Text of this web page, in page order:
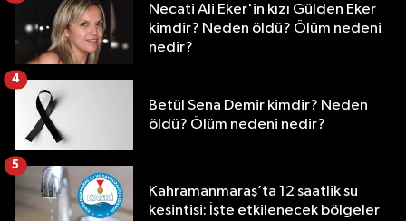
Necati Ali Eker'in kızı Gülden Eker
kimdir? Neden öldü? Ölüm nedeni
nedir?
Betül Sena Demir kimdir? Neden
öldü? Ölüm nedeni nedir?
4
Kahramanmaraş’ta 12 saatlik su
kesintisi: İşte etkilenecek bölgeler
5